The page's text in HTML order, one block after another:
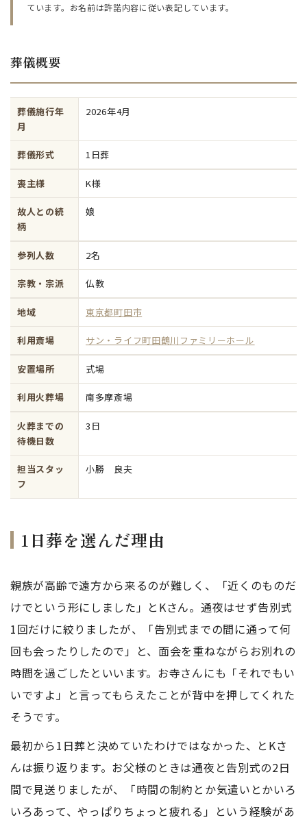
ています。お名前は許諾内容に従い表記しています。
葬儀概要
葬儀施行年
月
2026年4月
葬儀形式 1日葬
喪主様 K様
故人との続
柄
娘
参列人数 2名
宗教・宗派 仏教
地域 東京都町田市
利用斎場 サン・ライフ町田鶴川ファミリーホール
安置場所 式場
利用火葬場 南多摩斎場
火葬までの
待機日数
3日
担当スタッ
フ
小勝 良夫
1日葬を選んだ理由
親族が高齢で遠方から来るのが難しく、「近くのものだ
けでという形にしました」とKさん。通夜はせず告別式
1回だけに絞りましたが、「告別式までの間に通って何
回も会ったりしたので」と、面会を重ねながらお別れの
時間を過ごしたといいます。お寺さんにも「それでもい
いですよ」と言ってもらえたことが背中を押してくれた
そうです。
最初から1日葬と決めていたわけではなかった、とKさ
んは振り返ります。お父様のときは通夜と告別式の2日
間で見送りましたが、「時間の制約とか気遣いとかいろ
いろあって、やっぱりちょっと疲れる」という経験があ